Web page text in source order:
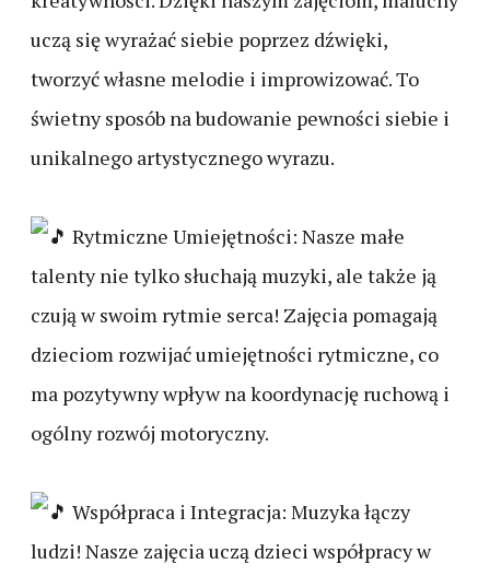
uczą się wyrażać siebie poprzez dźwięki,
tworzyć własne melodie i improwizować. To
świetny sposób na budowanie pewności siebie i
unikalnego artystycznego wyrazu.
Rytmiczne Umiejętności: Nasze małe
talenty nie tylko słuchają muzyki, ale także ją
czują w swoim rytmie serca! Zajęcia pomagają
dzieciom rozwijać umiejętności rytmiczne, co
ma pozytywny wpływ na koordynację ruchową i
ogólny rozwój motoryczny.
Współpraca i Integracja: Muzyka łączy
ludzi! Nasze zajęcia uczą dzieci współpracy w